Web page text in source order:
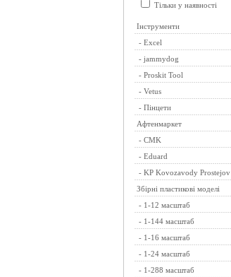
Тільки у наявності
Інструменти
- Excel
- jammydog
- Proskit Tool
- Vetus
- Пінцети
Афтенмаркет
- CMK
- Eduard
- KP Kovozavody Prostejov
Збірні пластикові моделі
- 1-12 масштаб
- 1-144 масштаб
- 1-16 масштаб
- 1-24 масштаб
- 1-288 масштаб